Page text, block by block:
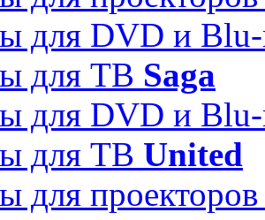
для DVD и
для ТВ Saga
для DVD и
для ТВ United
для